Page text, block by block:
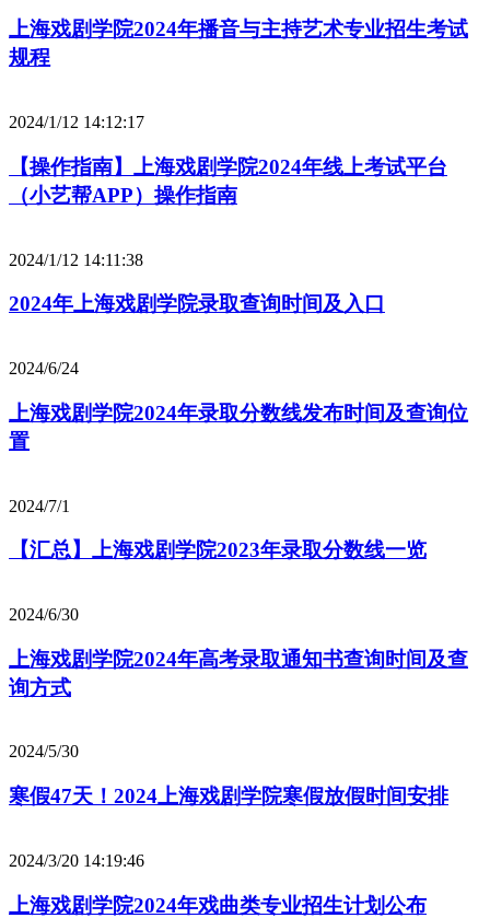
上海戏剧学院2024年播音与主持艺术专业招生考试
规程
2024/1/12 14:12:17
【操作指南】上海戏剧学院2024年线上考试平台
（小艺帮APP）操作指南
2024/1/12 14:11:38
2024年上海戏剧学院录取查询时间及入口
2024/6/24
上海戏剧学院2024年录取分数线发布时间及查询位
置
2024/7/1
【汇总】上海戏剧学院2023年录取分数线一览
2024/6/30
上海戏剧学院2024年高考录取通知书查询时间及查
询方式
2024/5/30
寒假47天！2024上海戏剧学院寒假放假时间安排
2024/3/20 14:19:46
上海戏剧学院2024年戏曲类专业招生计划公布